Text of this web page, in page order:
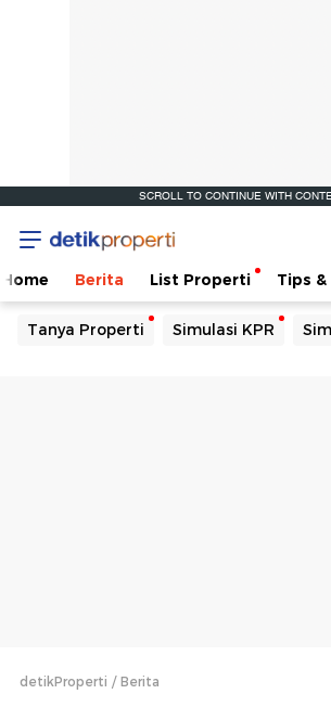
SCROLL TO CONTINUE WITH
Home Berita List Properti Tips
Tanya Properti Simulasi KPR
detikProperti Berita